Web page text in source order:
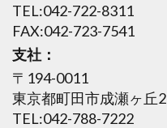
TEL:042-722-8311
FAX:042-723-7541
支社：
〒194-0011
東京都町田市成瀬ヶ丘
TEL:042-788-7222